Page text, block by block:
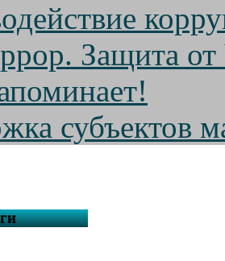
Защита
субъектов